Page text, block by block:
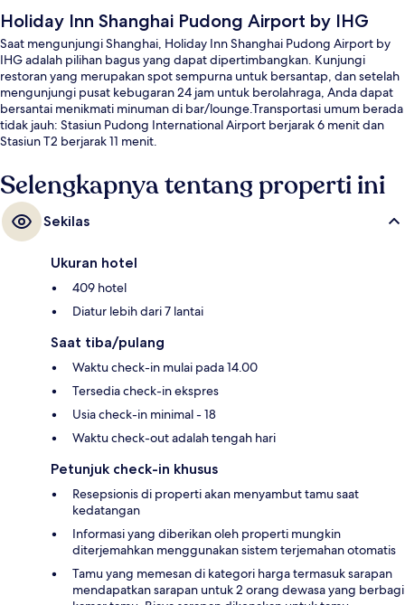
Holiday Inn Shanghai Pudong Airport by IHG
Saat mengunjungi Shanghai, Holiday Inn Shanghai Pudong Airport by
IHG adalah pilihan bagus yang dapat dipertimbangkan. Kunjungi
restoran yang merupakan spot sempurna untuk bersantap, dan setelah
mengunjungi pusat kebugaran 24 jam untuk berolahraga, Anda dapat
bersantai menikmati minuman di bar/lounge.Transportasi umum berada
tidak jauh: Stasiun Pudong International Airport berjarak 6 menit dan
Stasiun T2 berjarak 11 menit.
Selengkapnya tentang properti ini
Sekilas
Ukuran hotel
409 hotel
Diatur lebih dari 7 lantai
Saat tiba/pulang
Waktu check-in mulai pada 14.00
Tersedia check-in ekspres
Usia check-in minimal - 18
Waktu check-out adalah tengah hari
Petunjuk check-in khusus
Resepsionis di properti akan menyambut tamu saat
kedatangan
Informasi yang diberikan oleh properti mungkin
diterjemahkan menggunakan sistem terjemahan otomatis
Tamu yang memesan di kategori harga termasuk sarapan
mendapatkan sarapan untuk 2 orang dewasa yang berbagi